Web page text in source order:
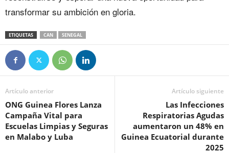
transformar su ambición en gloria.
ETIQUETAS CAN SENEGAL
Artículo anterior
ONG Guinea Flores Lanza
Campaña Vital para
Escuelas Limpias y Seguras
en Malabo y Luba
Artículo siguiente
Las Infecciones
Respiratorias Agudas
aumentaron un 48% en
Guinea Ecuatorial durante
2025